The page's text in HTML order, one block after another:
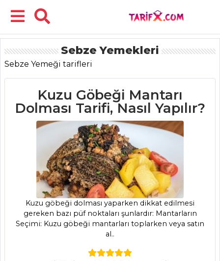
MenüSebze Yemekleri
Sebze Yemeği tarifleri
Kuzu Göbeği Mantarı
Dolması Tarifi, Nasıl Yapılır?
Kuzu göbeği dolması yaparken dikkat edilmesi
gereken bazı püf noktaları şunlardır: Mantarların
Seçimi: Kuzu göbeği mantarları toplarken veya satın
al..